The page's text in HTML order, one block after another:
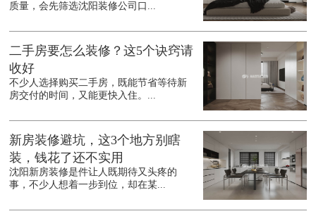
质量，会先筛选沈阳装修公司口...
二手房要怎么装修？这5个诀窍请
收好
不少人选择购买二手房，既能节省等待新
房交付的时间，又能更快入住。...
新房装修避坑，这3个地方别瞎
装，钱花了还不实用
沈阳新房装修是件让人既期待又头疼的
事，不少人想着一步到位，却在某...